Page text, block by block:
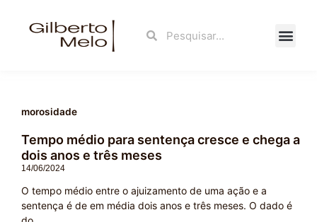
Search
morosidade
Tempo médio para sentença cresce e chega a
dois anos e três meses
14/06/2024
O tempo médio entre o ajuizamento de uma ação e a
sentença é de em média dois anos e três meses. O dado é